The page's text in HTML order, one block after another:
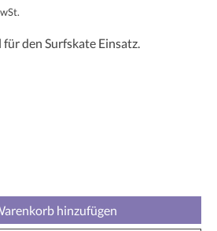
den Surfskate Einsatz.
ist
hinzufügen